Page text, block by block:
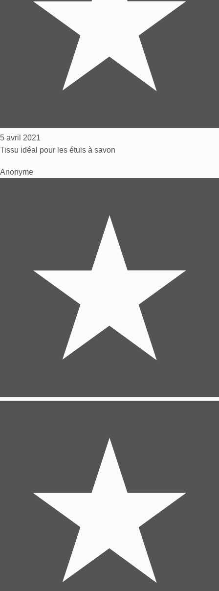
5 avril 2021
Tissu idéal pour les étuis à savon
Anonyme